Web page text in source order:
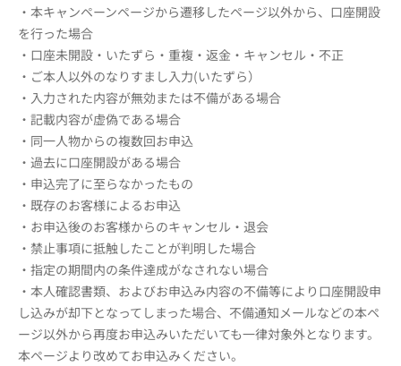
・本キャンペーンページから遷移したページ以外から、口座開設
を行った場合
・口座未開設・いたずら・重複・返金・キャンセル・不正
・ご本人以外のなりすまし入力(いたずら）
・入力された内容が無効または不備がある場合
・記載内容が虚偽である場合
・同一人物からの複数回お申込
・過去に口座開設がある場合
・申込完了に至らなかったもの
・既存のお客様によるお申込
・お申込後のお客様からのキャンセル・退会
・禁止事項に抵触したことが判明した場合
・指定の期間内の条件達成がなされない場合
・本人確認書類、およびお申込み内容の不備等により口座開設申
し込みが却下となってしまった場合、不備通知メールなどの本ペ
ージ以外から再度お申込みいただいても一律対象外となります。
本ページより改めてお申込みください。